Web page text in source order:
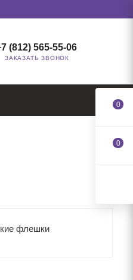
(812) 565-55-06
ЗАКАЗАТЬ ЗВОНОК
флешки
0
0